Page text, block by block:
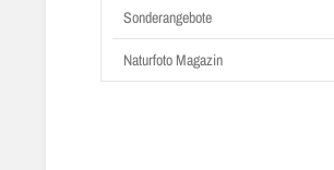
Sonderangebote
Naturfoto Magazin